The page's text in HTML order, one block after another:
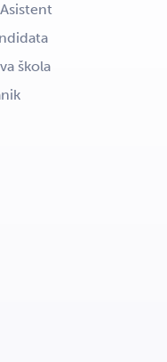
škola